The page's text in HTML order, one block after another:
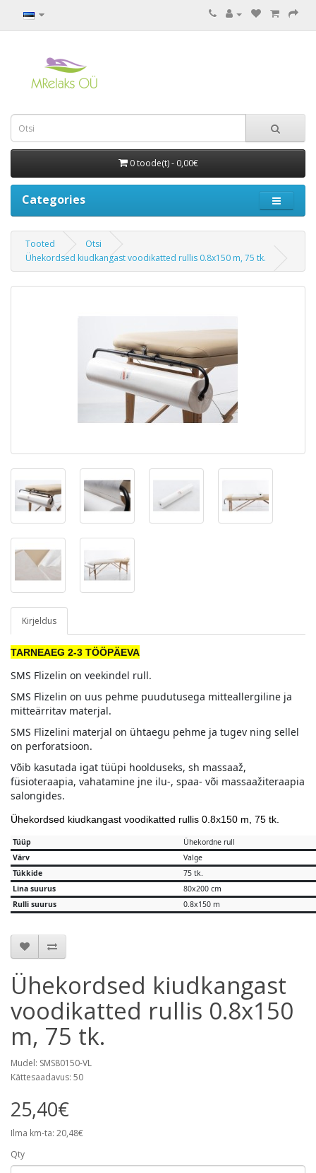
0 toode(t) - 0,00€
Categories
Tooted
Otsi
Ühekordsed kiudkangast voodikatted rullis 0.8x150 m, 75 tk.
Kirjeldus
TARNEAEG 2-3 TÖÖPÄEVA
SMS Flizelin on veekindel rull.
SMS Flizelin on uus pehme puudutusega mitteallergiline ja
mitteärritav materjal.
SMS Flizelini materjal on ühtaegu pehme ja tugev ning sellel
on perforatsioon.
Võib kasutada igat tüüpi hoolduseks, sh massaaž,
füsioteraapia, vahatamine jne ilu-, spaa- või massaažiteraapia
salongides.
Ühekordsed kiudkangast voodikatted rullis 0.8x150 m, 75 tk.
Tüüp
Ühekordne rull
Värv
Valge
Tükkide
75 tk.
Lina suurus
80x200 cm
Rulli suurus
0.8x150 m
Ühekordsed kiudkangast
voodikatted rullis 0.8x150
m, 75 tk.
Mudel: SMS80150-VL
Kättesaadavus: 50
25,40€
Ilma km-ta: 20,48€
Qty